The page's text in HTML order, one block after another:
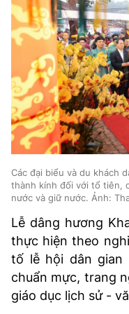
Các đại biểu và du khách
thành kính đối với tổ tiên,
nước và giữ nước. Ảnh:
Lễ dâng hương
thực hiện theo
tố lễ hội dân gian
chuẩn mực, trang
giáo dục lịch sử -